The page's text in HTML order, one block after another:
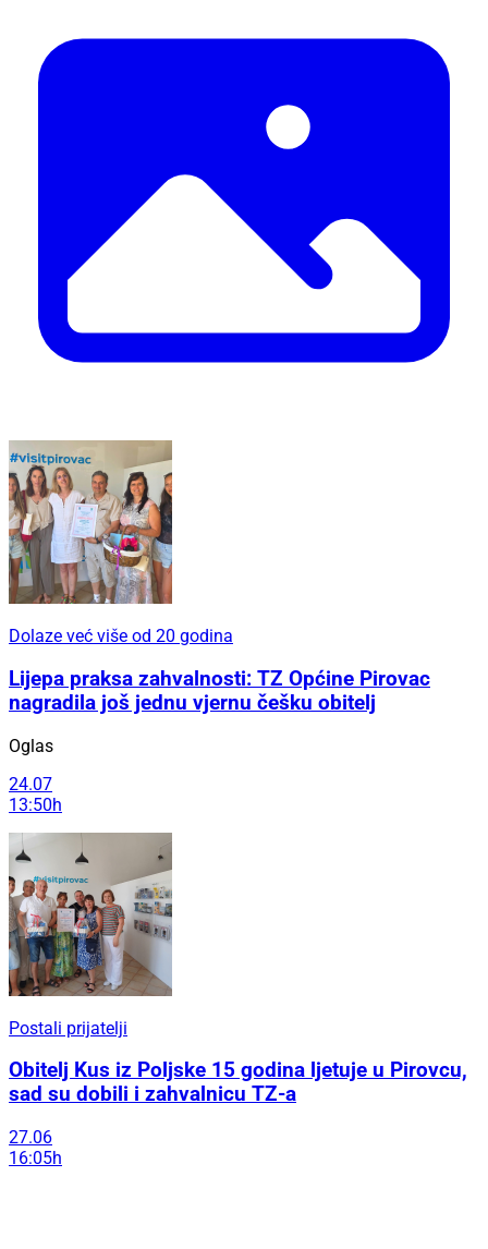
Dolaze već više od 20 godina
Lijepa praksa zahvalnosti: TZ Općine Pirovac
nagradila još jednu vjernu češku obitelj
Oglas
24.07
13:50h
Postali prijatelji
Obitelj Kus iz Poljske 15 godina ljetuje u Pirovcu,
sad su dobili i zahvalnicu TZ-a
27.06
16:05h